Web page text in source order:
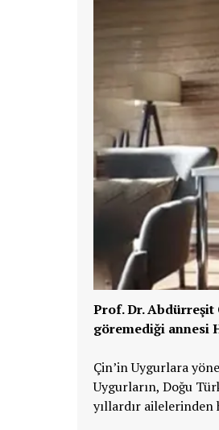
Prof. Dr. Abdürreşit
göremediği annesi
Çin’in Uygurlara
Uygurların, Doğu
yıllardır ailelerinden